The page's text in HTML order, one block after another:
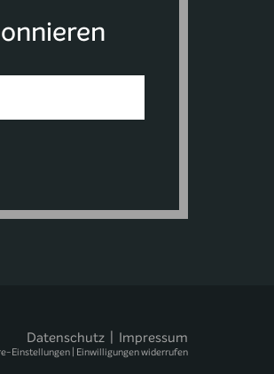
Datenschutz Impressum
Einstellungen Einwilligungen widerrufen